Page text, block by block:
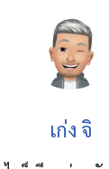
เก่ง จิ